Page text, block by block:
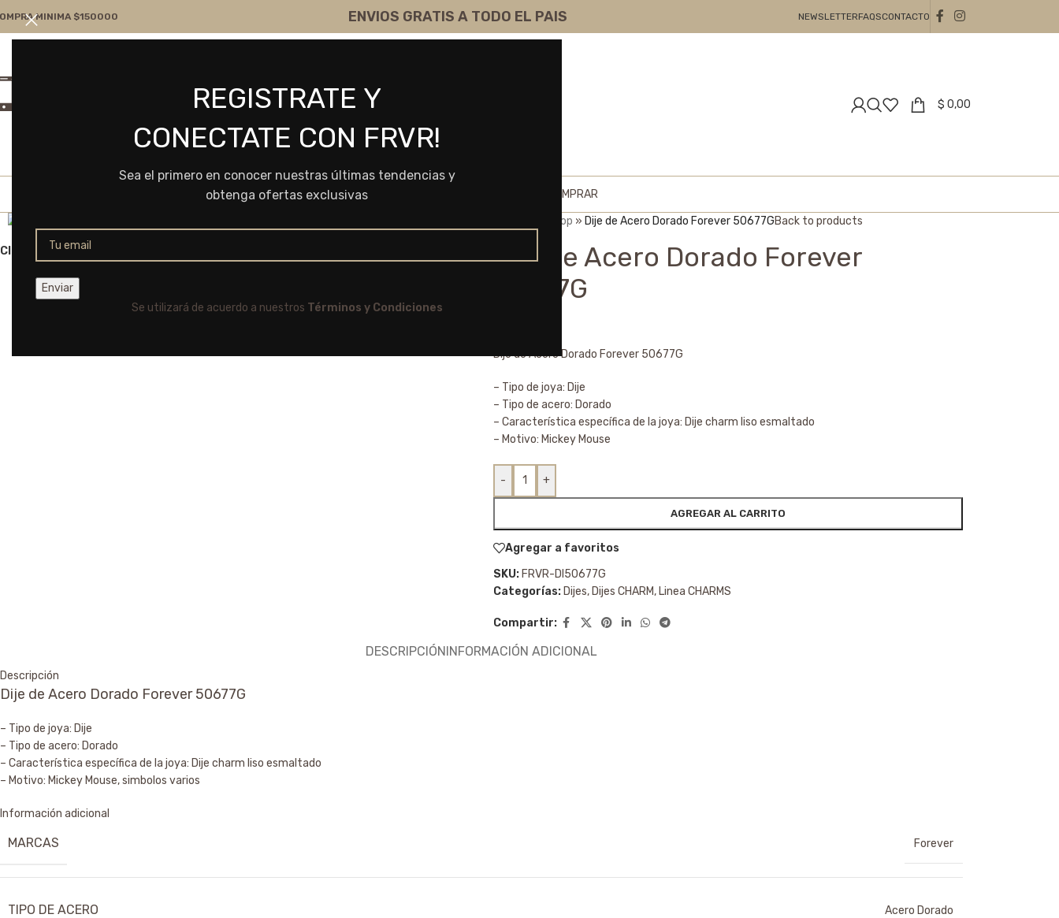
REGISTRATE Y
CONECTATE CON FRVR!
Sea el primero en conocer nuestras últimas tendencias y
obtenga ofertas exclusivas
Se utilizará de acuerdo a nuestros Términos y Condiciones
MINIMA $150000 ENVIOS GRATIS A TODO EL PAIS NEWSLETTERFAQSCONTACTO
ventas@frvr.com.ar
$ 0,00
HOME COMO COMPRAR
Click to enlarge
Shop » Dije de Acero Dorado Forever 50677GBack to products
Dije de Acero Dorado Forever
50677G
Dije de Acero Dorado Forever 50677G
– Tipo de joya: Dije
– Tipo de acero: Dorado
– Característica específica de la joya: Dije charm liso esmaltado
– Motivo: Mickey Mouse
- +
AGREGAR AL CARRITO
Agregar a favoritos
SKU: FRVR-DI50677G
Categorías: Dijes, Dijes CHARM, Linea CHARMS
Compartir:
DESCRIPCIÓNINFORMACIÓN ADICIONAL
Descripción
Dije de Acero Dorado Forever 50677G
– Tipo de joya: Dije
– Tipo de acero: Dorado
– Característica específica de la joya: Dije charm liso esmaltado
– Motivo: Mickey Mouse, simbolos varios
Información adicional
MARCAS Forever
TIPO DE ACERO Acero Dorado